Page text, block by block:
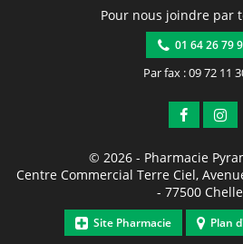
Pour nous joindre par
01 64 26 79
Par fax : 09 72 11
© 2026 - Pharmacie
Centre Commercial Terre Ciel,
- 77500
Site Pharmacie Plan